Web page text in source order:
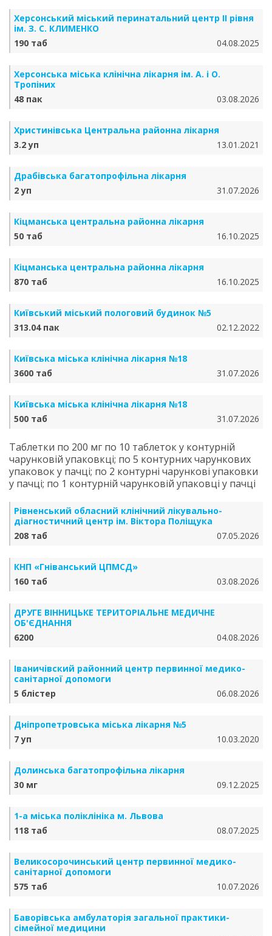
Херсонський міський перинатальний центр ІІ рівня
ім. З. С. КЛИМЕНКО
190 таб
04.08.2025
Херсонська міська клінічна лікарня ім. А. і О.
Тропіних
48 пак
03.08.2026
Христинівська Центральна районна лікарня
3.2 уп
13.01.2021
Драбівська багатопрофільна лікарня
2 уп
31.07.2026
Кіцманська центральна районна лікарня
50 таб
16.10.2025
Кіцманська центральна районна лікарня
870 таб
16.10.2025
Київський міський пологовий будинок №5
313.04 пак
02.12.2022
Київська міська клінічна лікарня №18
3600 таб
31.07.2026
Київська міська клінічна лікарня №18
500 таб
31.07.2026
Таблетки по 200 мг по 10 таблеток у контурній
чарунковій упаковкці; по 5 контурних чарункових
упаковок у пачці; по 2 контурні чарункові упаковки
у пачці; по 1 контурній чарунковій упаковці у пачці
Рівненський обласний клінічний лікувально-
діагностичний центр ім. Віктора Поліщука
208 таб
07.05.2026
КНП «Гніванський ЦПМСД»
160 таб
03.08.2026
ДРУГЕ ВІННИЦЬКЕ ТЕРИТОРІАЛЬНЕ МЕДИЧНЕ
ОБ'ЄДНАННЯ
6200
04.08.2026
Іваничівский районний центр первинної медико-
санітарної допомоги
5 блістер
06.08.2026
Дніпропетровська міська лікарня №5
7 уп
10.03.2020
Долинська багатопрофільна лікарня
30 мг
09.12.2025
1-а міська поліклініка м. Львова
118 таб
08.07.2025
Великосорочинський центр первинної медико-
санітарної допомоги
575 таб
10.07.2026
Баворівська амбулаторія загальної практики-
сімейної медицини